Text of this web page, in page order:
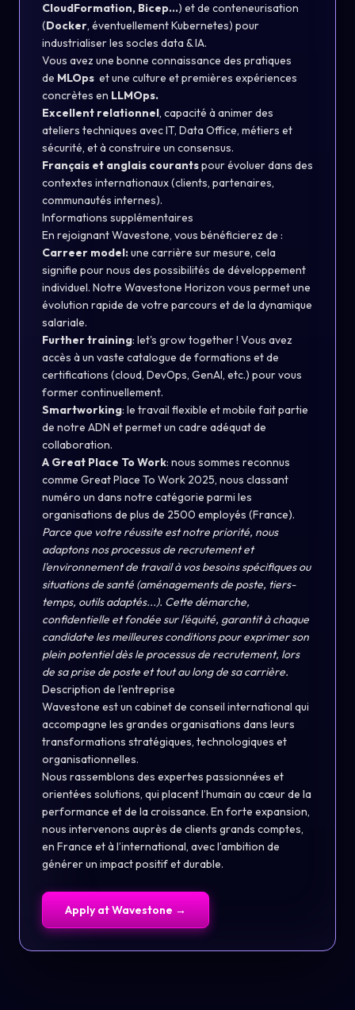
CloudFormation, Bicep…) et de conteneurisation
(Docker, éventuellement Kubernetes) pour
industrialiser les socles data & IA.
Vous avez une bonne connaissance des pratiques
de MLOps et une culture et premières expériences
concrètes en LLMOps.
Excellent relationnel, capacité à animer des
ateliers techniques avec IT, Data Office, métiers et
sécurité, et à construire un consensus.
Français et anglais courantspour évoluer dans des
contextes internationaux (clients, partenaires,
communautés internes).
Informations supplémentaires
En rejoignant Wavestone, vous bénéficierez de :
Carreer model:une carrière sur mesure, cela
signifie pour nous des possibilités de développement
individuel. Notre Wavestone Horizon vous permet une
évolution rapide de votre parcours et de la dynamique
salariale.
Further training: let's grow together ! Vous avez
accès à un vaste catalogue de formations et de
certifications (cloud, DevOps, GenAI, etc.) pour vous
former continuellement.
Smartworking: le travail flexible et mobile fait partie
de notre ADN et permet un cadre adéquat de
collaboration.
A Great Place To Work: nous sommes reconnus
comme Great Place To Work 2025, nous classant
numéro un dans notre catégorie parmi les
organisations de plus de 2500 employés (France).
Parce que votre réussite est notre priorité, nous
adaptons nos processus de recrutement et
l'environnement de travail à vos besoins spécifiques ou
situations de santé (aménagements de poste, tiers-
temps, outils adaptés...). Cette démarche,
confidentielle et fondée sur l'équité, garantit à chaque
candidat·e les meilleures conditions pour exprimer son
plein potentiel dès le processus de recrutement, lors
de sa prise de poste et tout au long de sa carrière.
Description de l'entreprise
Wavestone est un cabinet de conseil international qui
accompagne les grandes organisations dans leurs
transformations stratégiques, technologiques et
organisationnelles.
Nous rassemblons des expert·es passionné·es et
orienté·es solutions, qui placent l’humain au cœur de la
performance et de la croissance. En forte expansion,
nous intervenons auprès de clients grands comptes,
en France et à l’international, avec l’ambition de
générer un impact positif et durable.
Apply atWavestone →